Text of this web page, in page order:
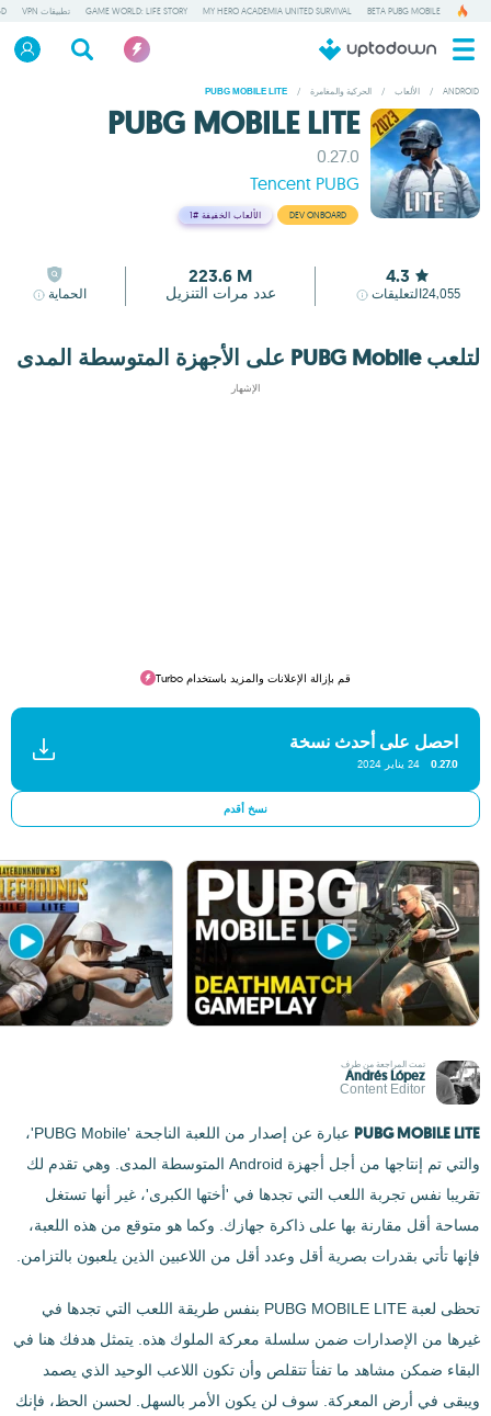
BETA PUBG MOBILE
MY HERO ACADEMIA UNITED SURVIVAL
GAME WORLD: LIFE STORY تطبيقات VPN
ANDROID
/ الألعاب / الحركية والمغامرة /
PUBG MOBILE LITE
PUBG MOBILE LITE
0.27.0
Tencent PUBG
DEV ONBOARD الألعاب الخفيفة #1
4.3
24,055التعليقات
223.6 M
عدد مرات التنزيل الحماية
لتلعب PUBG Mobile على الأجهزة المتوسطة المدى
الإشهار
قم بإزالة الإعلانات والمزيد باستخدام Turbo
احصل على أحدث نسخة
0.27.0 24 يناير 2024
نسخ أقدم
تمت المراجعة من طرف
Andrés López
Content Editor
PUBG MOBILE LITE
عبارة عن إصدار من اللعبة الناجحة 'PUBG Mobile'،
والتي تم إنتاجها من أجل أجهزة Android المتوسطة المدى. وهي تقدم لك
تقريبا نفس تجربة اللعب التي تجدها في 'أختها الكبرى'، غير أنها تستغل
مساحة أقل مقارنة بها على ذاكرة جهازك. وكما هو متوقع من هذه اللعبة،
فإنها تأتي بقدرات بصرية أقل وعدد أقل من اللاعبين الذين يلعبون بالتزامن.
تحظى لعبة PUBG MOBILE LITE بنفس طريقة اللعب التي تجدها في
غيرها من الإصدارات ضمن سلسلة معركة الملوك هذه. يتمثل هدفك هنا في
البقاء ضمكن مشاهد ما تفتأ تتقلص وأن تكون اللاعب الوحيد الذي يصمد
ويبقى في أرض المعركة. سوف لن يكون الأمر بالسهل. لحسن الحظ، فإنك